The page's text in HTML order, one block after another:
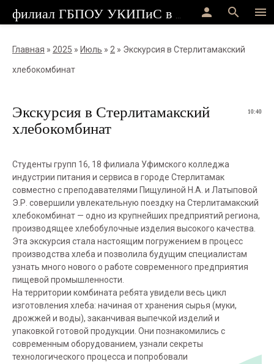
menu
search
person
Главная » 2025 » Июль » 2 » Экскурсия в Стерлитамакский
хлебокомбинат
10:40
Экскурсия в Стерлитамакский
хлебокомбинат
Студенты групп 16, 18 филиала Уфимского колледжа
индустрии питания и сервиса в городе Стерлитамак
совместно с преподавателями Пищулиной Н.А. и Латыповой
Э.Р. совершили увлекательную поездку на Стерлитамакский
хлебокомбинат — одно из крупнейших предприятий региона,
производящее хлебобулочные изделия высокого качества.
Эта экскурсия стала настоящим погружением в процесс
производства хлеба и позволила будущим специалистам
узнать много нового о работе современного предприятия
пищевой промышленности.
На территории комбината ребята увидели весь цикл
изготовления хлеба: начиная от хранения сырья (муки,
дрожжей и воды), заканчивая выпечкой изделий и
упаковкой готовой продукции. Они познакомились с
современным оборудованием, узнали секреты
технологического процесса и попробовали